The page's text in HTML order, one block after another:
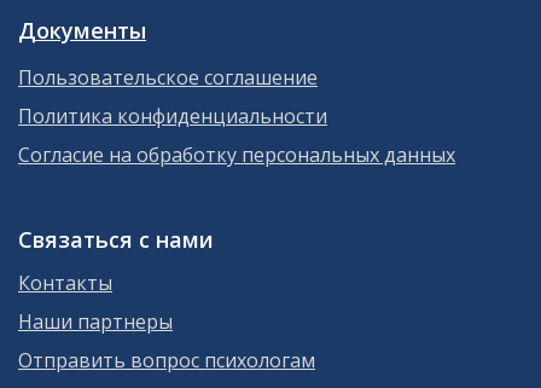
Документы
Пользовательское соглашение
Политика конфиденциальности
Согласие на обработку персональных данных
Связаться с нами
Контакты
Наши партнеры
Отправить вопрос психологам